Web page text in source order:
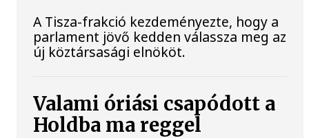
A Tisza-frakció kezdeményezte, hogy a
parlament jövő kedden válassza meg az
új köztársasági elnököt.
Valami óriási csapódott a
Holdba ma reggel